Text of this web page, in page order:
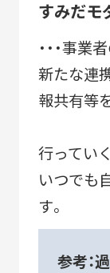
すみだモ
・・・事
新たな連
報共有等
行ってい
いつでも
す。
参考：